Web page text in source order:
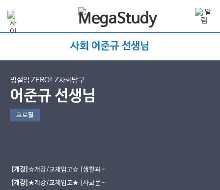
사회 어준규 선생님
망설임 ZERO! Z사회탐구
어준규 선생님
프로필
[개강]☆개강/교재입고☆ [생활과윤
리] 2027 낯설음 ZERO! 사상가 특강
[개강]★개강/교재입고★ [사회문화]